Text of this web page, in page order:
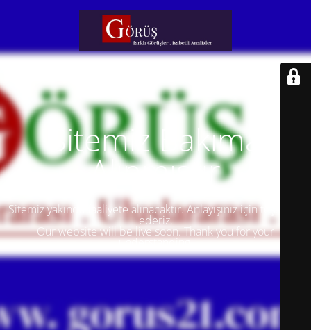
Sitemiz Bakıma
Alınmıştır
Sitemiz yakında faaliyete alınacaktır. Anlayışınız için teşekkür
ederiz.
Our website will be live soon. Thank you for your
understanding.